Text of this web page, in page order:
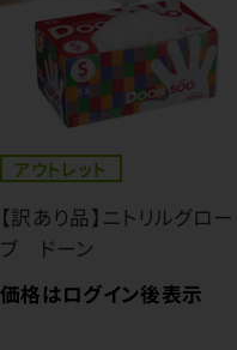
アウトレット
【訳あり品】ニトリルグロー
ブ ドーン
価格はログイン後表示